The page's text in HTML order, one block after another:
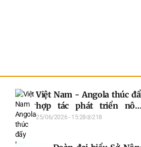
Việt Nam - Angola thúc
hợp tác phát triển nông
nghiệp
25/06/2026 - 15:28 218